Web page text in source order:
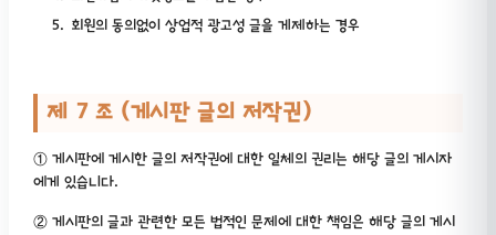
회원의 동의없이 상업적 광고성 글을 게제하는 경우
제 7 조 (게시판 글의 저작권)
① 게시판에 게시한 글의 저작권에 대한 일체의 권리는 해당 글의 게시자
에게 있습니다.
② 게시판의 글과 관련한 모든 법적인 문제에 대한 책임은 해당 글의 게시